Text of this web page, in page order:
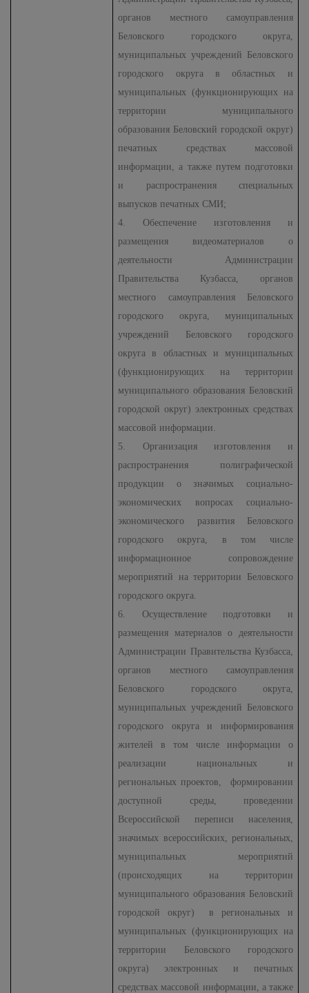
органов местного самоуправления
Беловского городского округа,
муниципальных учреждений Беловского
городского округа в областных и
муниципальных (функционирующих на
территории муниципального
образования Беловский городской округ)
печатных средствах массовой
информации, а также путем подготовки
и распространения специальных
выпусков печатных СМИ;
4. Обеспечение изготовления и
размещения видеоматериалов о
деятельности Администрации
Правительства Кузбасса, органов
местного самоуправления Беловского
городского округа, муниципальных
учреждений Беловского городского
округа в областных и муниципальных
(функционирующих на территории
муниципального образования Беловский
городской округ) электронных средствах
массовой информации.
5. Организация изготовления и
распространения полиграфической
продукции о значимых социально-
экономических вопросах социально-
экономического развития Беловского
городского округа, в том числе
информационное сопровождение
мероприятий на территории Беловского
городского округа.
6. Осуществление подготовки и
размещения материалов о деятельности
Администрации Правительства Кузбасса,
органов местного самоуправления
Беловского городского округа,
муниципальных учреждений Беловского
городского округа и информирования
жителей в том числе информации о
реализации национальных и
региональных проектов, формировании
доступной среды, проведении
Всероссийской переписи населения,
значимых всероссийских, региональных,
муниципальных мероприятий
(происходящих на территории
муниципального образования Беловский
городской округ) в региональных и
муниципальных (функционирующих на
территории Беловского городского
округа) электронных и печатных
средствах массовой информации, а также